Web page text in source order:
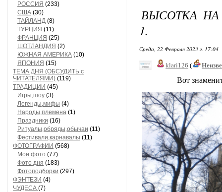
РОССИЯ (233)
США (30)
ТАЙЛАНД (8)
ТУРЦИЯ (11)
ФРАНЦИЯ (25)
ШОТЛАНДИЯ (2)
ЮЖНАЯ АМЕРИКА (10)
ЯПОНИЯ (15)
ТЕМА ДНЯ (ОБСУДИТЬ с
ЧИТАТЕЛЯМИ) (119)
ТРАДИЦИИ (45)
Игры,шоу (3)
Легенды,мифы (4)
Народы,племена (1)
Праздники (16)
Ритуалы,обряды,обычаи (11)
Фестивали,карнавалы (11)
ФОТОГРАФИИ (568)
Мои фото (77)
Фото дня (183)
Фотоподборки (297)
ФЭНТЕЗИ (4)
ЧУДЕСА (7)
ВЫСОТКА
1.
Среда, 22 Февраля 2023 г. 17:04
klari126 (
Вот знаменитая